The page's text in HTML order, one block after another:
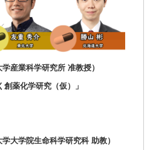
産業科学研究所 准教授）
創薬化学研究（仮）」
大学院生命科学研究科 助教）